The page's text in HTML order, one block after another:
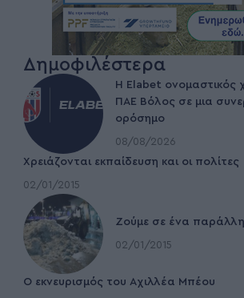
Δημοφιλέστερα
Η Elabet ονομαστικός
ΠΑΕ Βόλος σε μια
ορόσημο
08/08/2026
Χρειάζονται εκπαίδευση και οι πολίτες
02/01/2015
Ζούμε σε ένα
02/01/2015
Ο εκνευρισμός του Αχιλλέα Μπέου